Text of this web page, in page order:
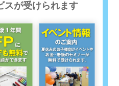
スが受けられます